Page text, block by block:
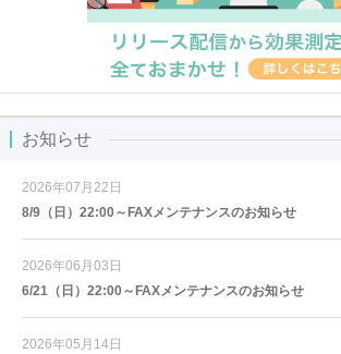
お知らせ
2026年07月22日
8/9（日）22:00～FAXメンテナンスのお知らせ
2026年06月03日
6/21（日）22:00～FAXメンテナンスのお知らせ
2026年05月14日